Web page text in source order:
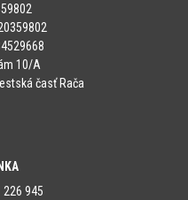
10/A
časť Rača
226 945